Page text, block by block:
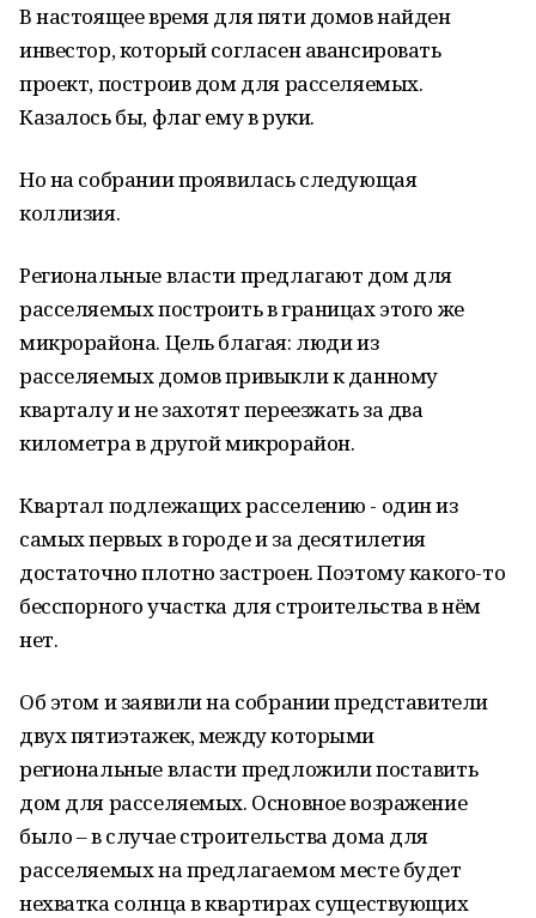
В настоящее время для пяти домов найден
инвестор, который согласен авансировать
проект, построив дом для расселяемых.
Казалось бы, флаг ему в руки.
Но на собрании проявилась следующая
коллизия.
Региональные власти предлагают дом для
расселяемых построить в границах этого же
микрорайона. Цель благая: люди из
расселяемых домов привыкли к данному
кварталу и не захотят переезжать за два
километра в другой микрорайон.
Квартал подлежащих расселению - один из
самых первых в городе и за десятилетия
достаточно плотно застроен. Поэтому какого-то
бесспорного участка для строительства в нём
нет.
Об этом и заявили на собрании представители
двух пятиэтажек, между которыми
региональные власти предложили поставить
дом для расселяемых. Основное возражение
было – в случае строительства дома для
расселяемых на предлагаемом месте будет
нехватка солнца в квартирах существующих